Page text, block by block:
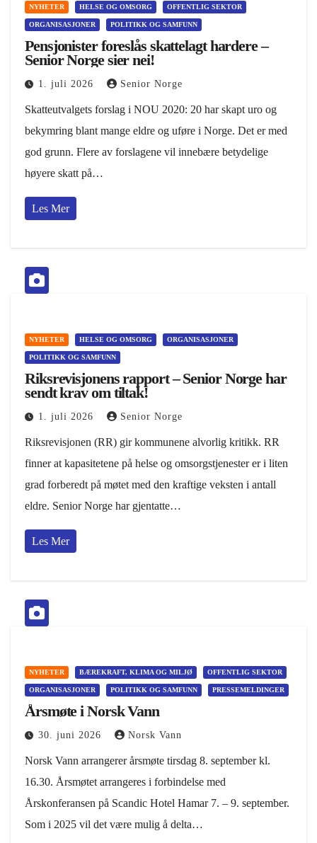
NYHETER HELSE OG OMSORG OFFENTLIG SEKTOR
ORGANISASJONER POLITIKK OG SAMFUNN
Pensjonister foreslås skattelagt hardere –
Senior Norge sier nei!
1. juli 2026 Senior Norge
Skatteutvalgets forslag i NOU 2020: 20 har skapt uro og
bekymring blant mange eldre og uføre i Norge. Det er med
god grunn. Flere av forslagene vil innebære betydelige
høyere skatt på…
Les Mer
NYHETER HELSE OG OMSORG ORGANISASJONER
POLITIKK OG SAMFUNN
Riksrevisjonens rapport – Senior Norge har
sendt krav om tiltak!
1. juli 2026 Senior Norge
Riksrevisjonen (RR) gir kommunene alvorlig kritikk. RR
finner at kapasitetene på helse og omsorgstjenester er i liten
grad forberedt på møtet med den kraftige veksten i antall
eldre. Senior Norge har gjentatte…
Les Mer
NYHETER BÆREKRAFT, KLIMA OG MILJØ OFFENTLIG SEKTOR
ORGANISASJONER POLITIKK OG SAMFUNN PRESSEMELDINGER
Årsmøte i Norsk Vann
30. juni 2026 Norsk Vann
Norsk Vann arrangerer årsmøte tirsdag 8. september kl.
16.30. Årsmøtet arrangeres i forbindelse med
Årskonferansen på Scandic Hotel Hamar 7. – 9. september.
Som i 2025 vil det være mulig å delta…